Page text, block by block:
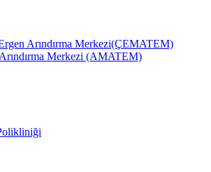
Arındırma Merkezi(ÇEMATEM)
Merkezi (AMATEM)